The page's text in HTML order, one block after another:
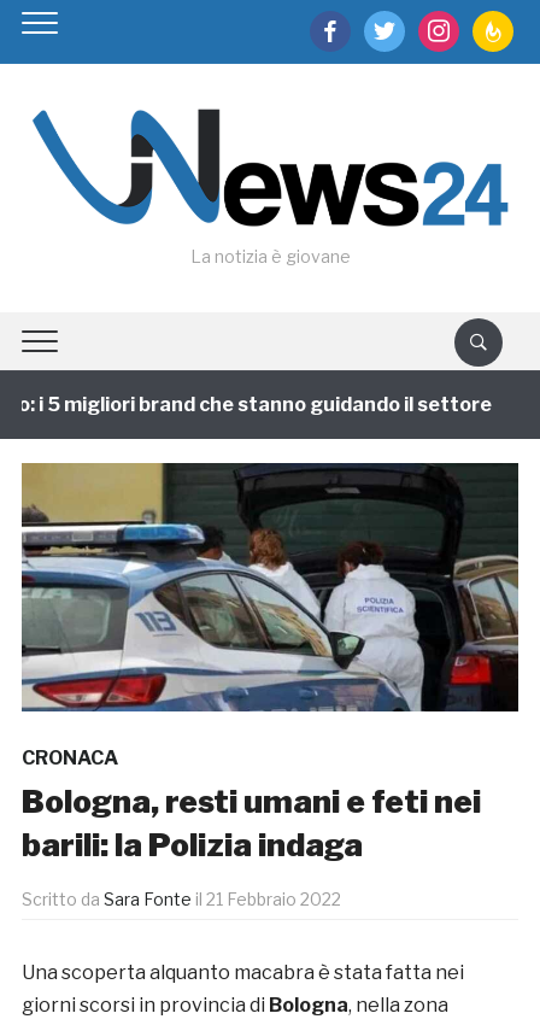
facebooktwitter instagram
La notizia è giovane
i 5 migliori brand che stanno guidando il settore
CRONACA
Bologna, resti umani e feti nei
barili: la Polizia indaga
Scritto da Sara Fonte il 21 Febbraio 2022
Una scoperta alquanto macabra è stata fatta nei
giorni scorsi in provincia di Bologna, nella zona